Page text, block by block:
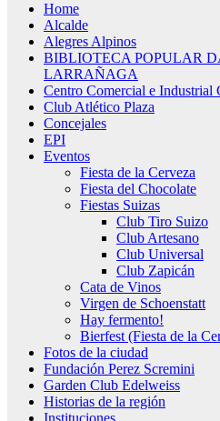
Home
Alcalde
Alegres Alpinos
BIBLIOTECA POPULAR
LARRAÑAGA
Centro Comercial e Industrial
Club Atlético Plaza
Concejales
EPI
Eventos
Fiesta de la Cerveza
Fiesta del Chocolate
Fiestas Suizas
Club Tiro Suizo
Club Artesano
Club Universal
Club Zapicán
Cata de Vinos
Virgen de Schoenstatt
Hay fermento!
Bierfest (Fiesta de la
Fotos de la ciudad
Fundación Perez Scremini
Garden Club Edelweiss
Historias de la región